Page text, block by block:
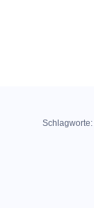
Schlagworte: